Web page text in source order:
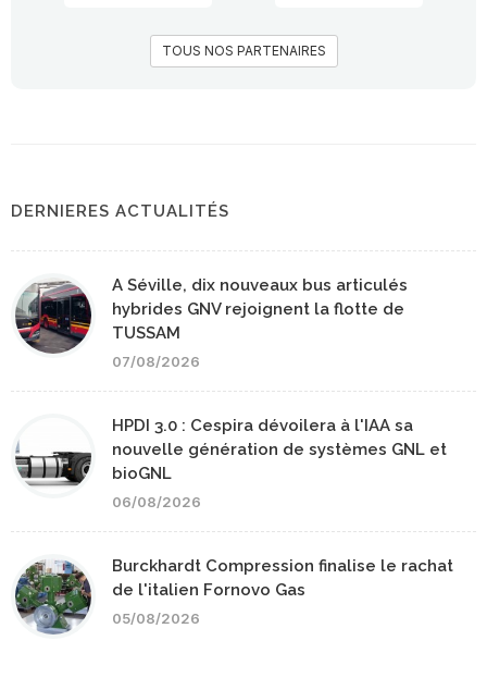
TOUS NOS PARTENAIRES
DERNIERES ACTUALITÉS
A Séville, dix nouveaux bus articulés
hybrides GNV rejoignent la flotte de
TUSSAM
07/08/2026
HPDI 3.0 : Cespira dévoilera à l'IAA sa
nouvelle génération de systèmes GNL et
bioGNL
06/08/2026
Burckhardt Compression finalise le rachat
de l'italien Fornovo Gas
05/08/2026